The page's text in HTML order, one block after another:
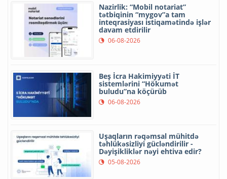
Nazirlik: “Mobil notariat”
tətbiqinin “mygov”a tam
inteqrasiyası istiqamətində işlər
davam etdirilir
06-08-2026
Beş İcra Hakimiyyəti İT
sistemlərini “Hökumət
buludu”na köçürüb
06-08-2026
Uşaqların rəqəmsal mühitdə
təhlükəsizliyi gücləndirilir -
Dəyişikliklər nəyi ehtiva edir?
05-08-2026